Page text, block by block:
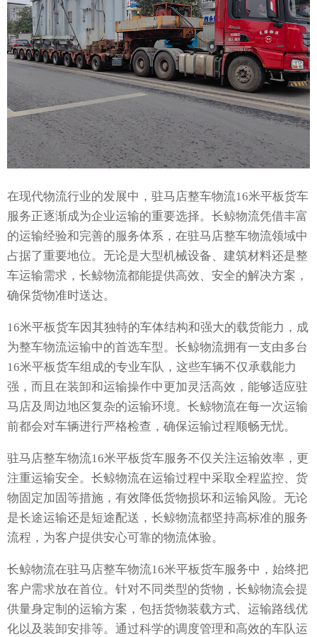
在现代物流行业的发展中，驻马店整车物流16米平板货车
服务正逐渐成为企业运输的重要选择。长鲸物流凭借丰富
的运输经验和完善的服务体系，在驻马店整车物流领域中
占据了重要地位。无论是大型机械设备、建筑材料还是整
车运输需求，长鲸物流都能提供高效、安全的解决方案，
确保货物准时送达。
16米平板货车因其独特的车体结构和强大的载货能力，成
为整车物流运输中的首选车型。长鲸物流拥有一支由多台
16米平板货车组成的专业车队，这些车辆不仅承载能力
强，而且在装卸和运输操作中更加灵活高效，能够适应驻
马店及周边地区复杂的运输环境。长鲸物流在每一次运输
前都会对车辆进行严格检查，确保运输过程顺畅无忧。
驻马店整车物流16米平板货车服务不仅关注运输效率，更
注重运输安全。长鲸物流在运输过程中采取全程监控、货
物固定加固等措施，有效降低货物损坏和运输风险。无论
是长途运输还是短途配送，长鲸物流都坚持高标准的服务
流程，为客户提供安心可靠的物流体验。
长鲸物流在驻马店整车物流16米平板货车服务中，始终把
客户需求放在首位。针对不同类型的货物，长鲸物流会提
供量身定制的运输方案，包括货物装载方式、运输路线优
化以及装卸安排等。通过科学的调度管理和高效的车队运